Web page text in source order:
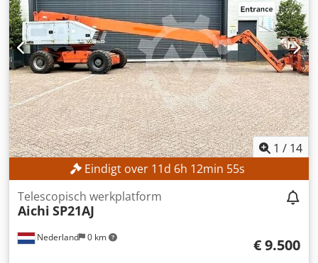
1 / 14
Eindigt over 11d 6h 12min 53s
Nederland 0 km
Telescopisch werkplatform
Aichi SP21AJ
€ 9.500